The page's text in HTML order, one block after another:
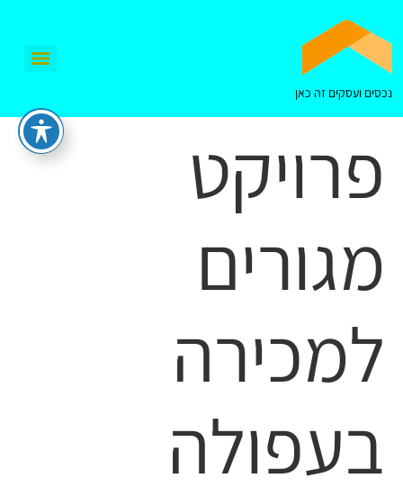
נכסים ועסקים זה כאן
פרויקט
מגורים
למכירה
בעפולה